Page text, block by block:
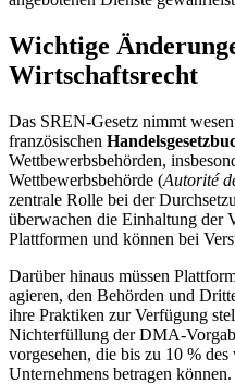
Wichtige
Wirtschaftsrecht
Das SREN-Gesetz nimmt
französischen
Wettbewerbsbehörden,
Wettbewerbsbehörde (Autorité
zentrale Rolle bei der
überwachen die Einhaltung der
Plattformen und können bei
Darüber hinaus müssen
agieren, den Behörden und
ihre Praktiken zur Verfügung
Nichterfüllung der DMA-
vorgesehen, die bis zu 10 % des
Unternehmens betragen können.